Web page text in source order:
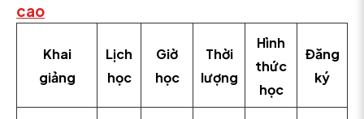
cao
Khai
giảng
Lịch
học
Giờ
học
Thời
lượng
Hình
thức
học
Đăng
ký